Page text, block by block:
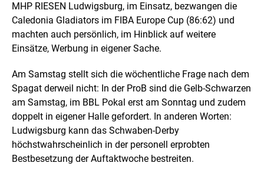
MHP RIESEN Ludwigsburg, im Einsatz, bezwangen die
Caledonia Gladiators im FIBA Europe Cup (86:62) und
machten auch persönlich, im Hinblick auf weitere
Einsätze, Werbung in eigener Sache.
Am Samstag stellt sich die wöchentliche Frage nach dem
Spagat derweil nicht: In der ProB sind die Gelb-Schwarzen
am Samstag, im BBL Pokal erst am Sonntag und zudem
doppelt in eigener Halle gefordert. In anderen Worten:
Ludwigsburg kann das Schwaben-Derby
höchstwahrscheinlich in der personell erprobten
Bestbesetzung der Auftaktwoche bestreiten.